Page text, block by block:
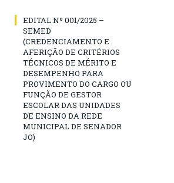
EDITAL Nº 001/2025 –
SEMED
(CREDENCIAMENTO E
AFERIÇÃO DE CRITÉRIOS
TÉCNICOS DE MÉRITO E
DESEMPENHO PARA
PROVIMENTO DO CARGO OU
FUNÇÃO DE GESTOR
ESCOLAR DAS UNIDADES
DE ENSINO DA REDE
MUNICIPAL DE SENADOR
JO)